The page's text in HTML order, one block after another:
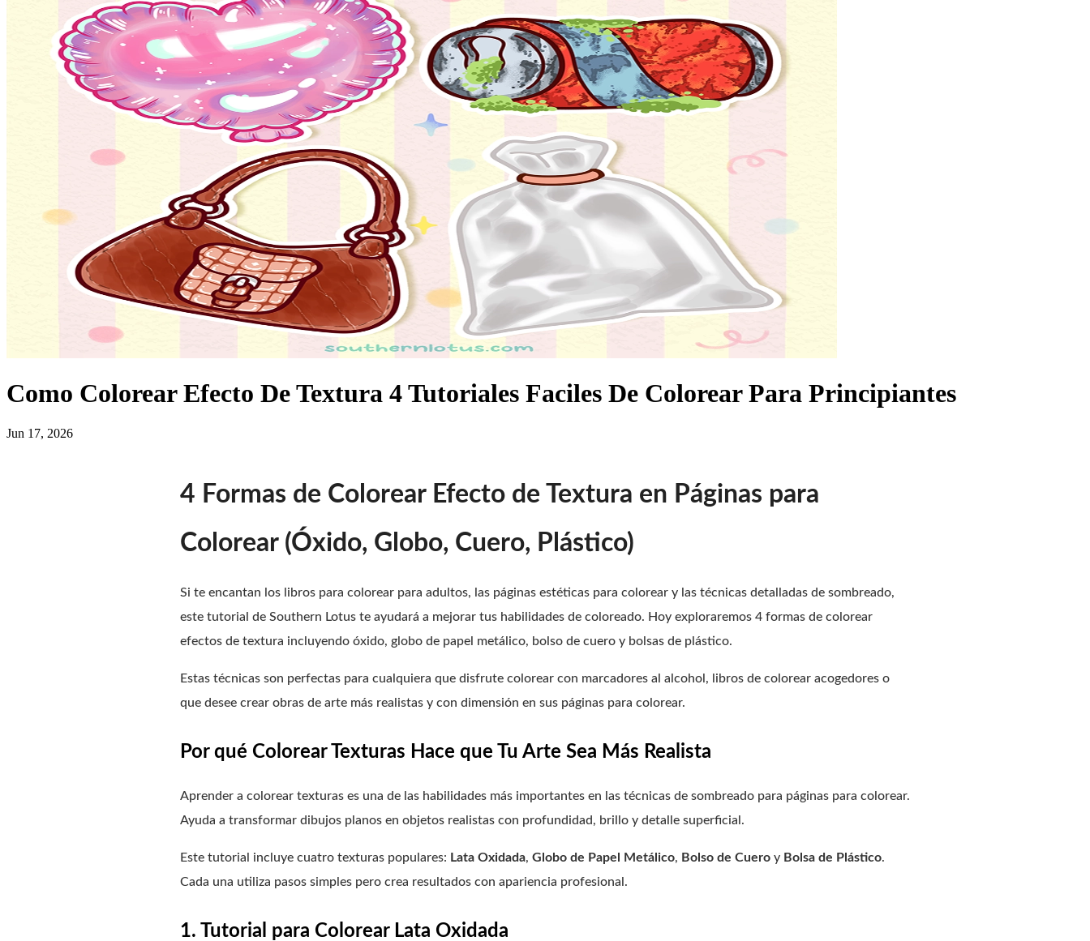
Como Colorear Efecto De Textura 4 Tutoriales Faciles De Colorear Para Principiantes
Jun 17, 2026
4 Formas de Colorear Efecto de Textura en Páginas para
Colorear (Óxido, Globo, Cuero, Plástico)
Si te encantan los libros para colorear para adultos, las páginas estéticas para colorear y las técnicas detalladas de sombreado,
este tutorial de Southern Lotus te ayudará a mejorar tus habilidades de coloreado. Hoy exploraremos 4 formas de colorear
efectos de textura incluyendo óxido, globo de papel metálico, bolso de cuero y bolsas de plástico.
Estas técnicas son perfectas para cualquiera que disfrute colorear con marcadores al alcohol, libros de colorear acogedores o
que desee crear obras de arte más realistas y con dimensión en sus páginas para colorear.
Por qué Colorear Texturas Hace que Tu Arte Sea Más Realista
Aprender a colorear texturas es una de las habilidades más importantes en las técnicas de sombreado para páginas para colorear.
Ayuda a transformar dibujos planos en objetos realistas con profundidad, brillo y detalle superficial.
Este tutorial incluye cuatro texturas populares: Lata Oxidada, Globo de Papel Metálico, Bolso de Cuero y Bolsa de Plástico.
Cada una utiliza pasos simples pero crea resultados con apariencia profesional.
1. Tutorial para Colorear Lata Oxidada